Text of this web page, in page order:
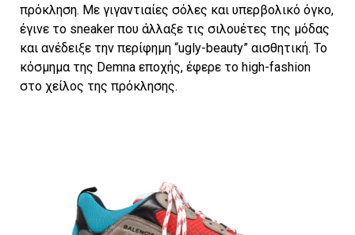
πρόκληση. Με γιγαντιαίες σόλες και υπερβολικό όγκο,
έγινε το sneaker που άλλαξε τις σιλουέτες της μόδας
και ανέδειξε την περίφημη “ugly-beauty” αισθητική. Το
κόσμημα της Demna εποχής, έφερε το high-fashion
στο χείλος της πρόκλησης.